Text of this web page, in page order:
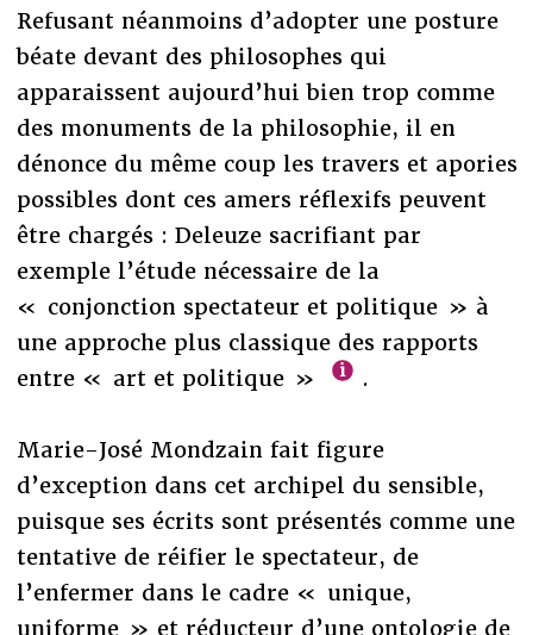
Refusant néanmoins d’adopter une posture
béate devant des philosophes qui
apparaissent aujourd’hui bien trop comme
des monuments de la philosophie, il en
dénonce du même coup les travers et apories
possibles dont ces amers réflexifs peuvent
être chargés : Deleuze sacrifiant par
exemple l’étude nécessaire de la
« conjonction spectateur et politique » à
une approche plus classique des rapports
entre « art et politique »
.
Marie-José Mondzain fait figure
d’exception dans cet archipel du sensible,
puisque ses écrits sont présentés comme une
tentative de réifier le spectateur, de
l’enfermer dans le cadre « unique,
uniforme » et réducteur d’une ontologie de